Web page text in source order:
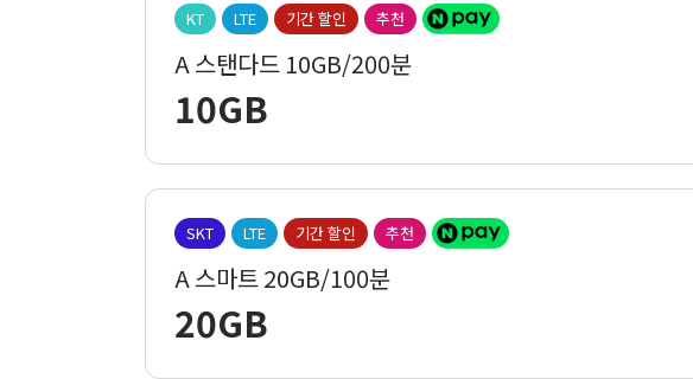
KT LTE 기간 할인 추천
A 스탠다드 10GB/200분
10GB
SKT LTE 기간 할인 추천
A 스마트 20GB/100분
20GB